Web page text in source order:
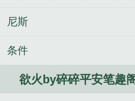
尼斯
条件
欲火by碎碎平安笔趣